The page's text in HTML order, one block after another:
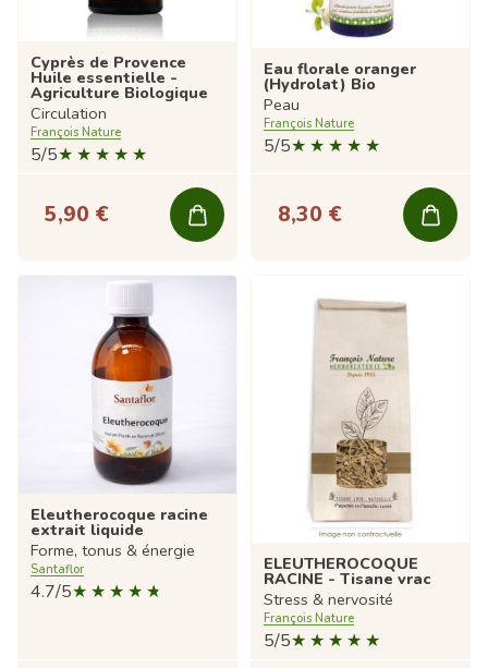
Cyprès de Provence
Huile essentielle -
Agriculture Biologique
Circulation
François Nature
5/5
5,90 €
Eau florale oranger
(Hydrolat) Bio
Peau
François Nature
5/5
8,30 €
Eleutherocoque racine
extrait liquide
Forme, tonus & énergie
Santaflor
4.7/5
ELEUTHEROCOQUE
RACINE - Tisane vrac
Stress & nervosité
François Nature
5/5